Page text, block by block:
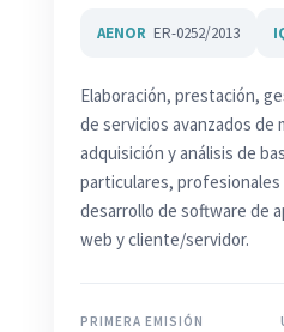
AENOR ER-0252/2013
Elaboración, prestación,
de servicios avanzados de
adquisición y análisis de
particulares, profesionales
desarrollo de software de
web y cliente/servidor.
PRIMERA EMISIÓN